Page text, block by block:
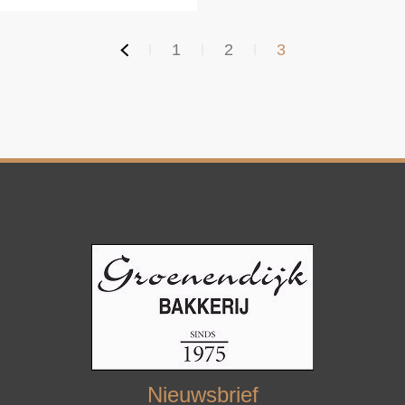
1 2 3
Nieuwsbrief